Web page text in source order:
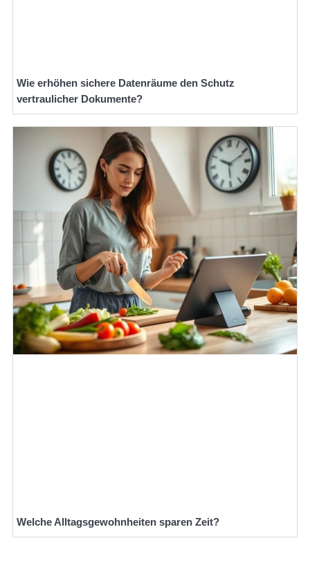
Wie erhöhen sichere Datenräume den Schutz
vertraulicher Dokumente?
Welche Alltagsgewohnheiten sparen Zeit?